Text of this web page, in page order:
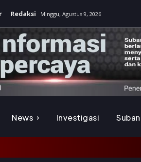
Redaksi Minggu, Agustus 9, 2026
News Investigasi